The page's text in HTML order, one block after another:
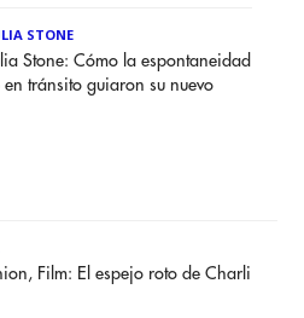
STONE
Stone: Cómo la espontaneidad
tránsito guiaron su nuevo
Film: El espejo roto de Charli